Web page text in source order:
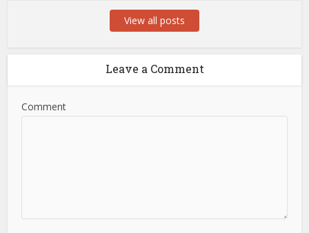
View all posts
Leave a Comment
Comment